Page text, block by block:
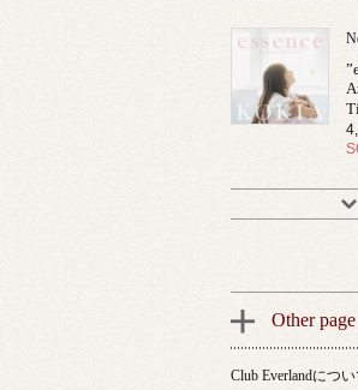
Other page
Club Everlandについ